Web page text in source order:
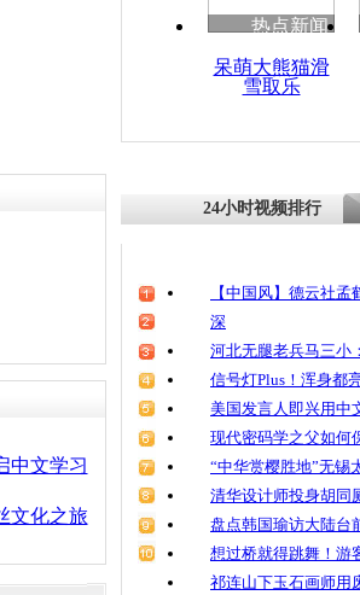
魂
热点新闻
呆萌大熊猫滑
雪取乐
中文学习
文化之旅
24小时视频排行
【中国风】德云社
深
河北无腿老兵马三小
信号灯Plus！浑身都
美国发言人即兴用中
现代密码学之父如何
“中华赏樱胜地”无锡
清华设计师投身胡同
盘点韩国瑜访大陆台
想过桥就得跳舞！游
祁连山下玉石画师用